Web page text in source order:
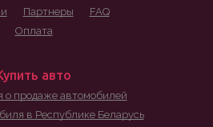
Партнеры
FAQ
Оплата
авто
о продаже автомобилей
в Республике Беларусь